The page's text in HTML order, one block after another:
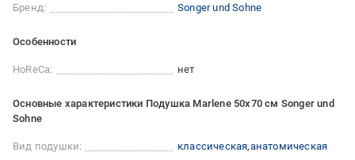
Бренд:
Songer und Sohne
Особенности
HoReCa: нет
Основные характеристики Подушка Marlene 50x70 см Songer und
Sohne
Вид подушки: классическая анатомическая